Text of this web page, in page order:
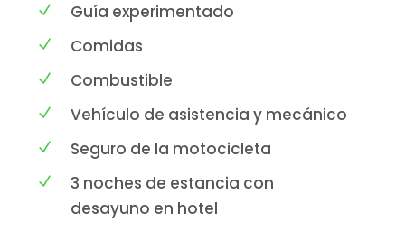
Guía experimentado
Comidas
Combustible
Vehículo de asistencia y mecánico
Seguro de la motocicleta
3 noches de estancia con
desayuno en hotel